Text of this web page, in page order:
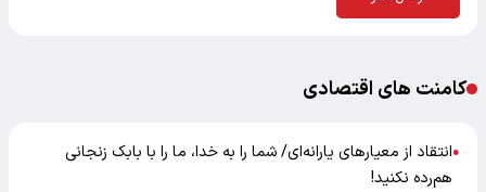
کامنت های اقتصادی
●انتقاد از معیارهای یارانه‌ای/ شما را به خدا، ما را با بابک زنجانی
هم‌رده نکنید!